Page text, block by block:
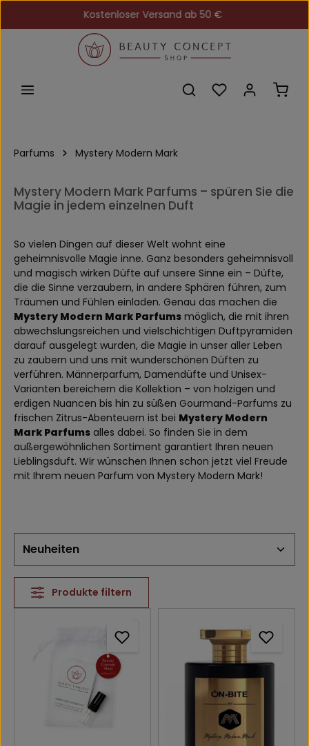
Zum Hauptinhalt springenKostenloser Versand ab 50 €
Du hast 0
Parfums Mystery Modern Mark
Mystery Modern Mark Parfums – spüren Sie die
Magie in jedem einzelnen Duft
So vielen Dingen auf dieser Welt wohnt eine
geheimnisvolle Magie inne. Ganz besonders geheimnisvoll
und magisch wirken Düfte auf unsere Sinne ein – Düfte,
die die Sinne verzaubern, in andere Sphären führen, zum
Träumen und Fühlen einladen. Genau das machen die
Mystery Modern Mark Parfums möglich, die mit ihren
abwechslungsreichen und vielschichtigen Duftpyramiden
darauf ausgelegt wurden, die Magie in unser aller Leben
zu zaubern und uns mit wunderschönen Düften zu
verführen. Männerparfum, Damendüfte und Unisex-
Varianten bereichern die Kollektion – von holzigen und
erdigen Nuancen bis hin zu süßen Gourmand-Parfums zu
frischen Zitrus-Abenteuern ist bei Mystery Modern
Mark Parfums alles dabei. So finden Sie in dem
außergewöhnlichen Sortiment garantiert Ihren neuen
Lieblingsduft. Wir wünschen Ihnen schon jetzt viel Freude
mit Ihrem neuen Parfum von Mystery Modern Mark!
Produkte filtern